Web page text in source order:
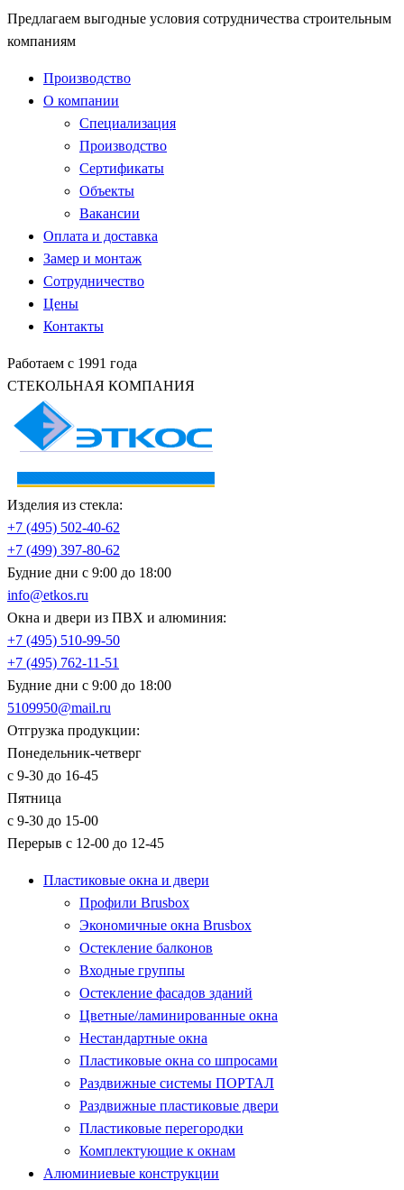
Предлагаем выгодные условия сотрудничества строительным
компаниям
Производство
О компании
Специализация
Производство
Сертификаты
Объекты
Вакансии
Оплата и доставка
Замер и монтаж
Сотрудничество
Цены
Контакты
Работаем с 1991 года
СТЕКОЛЬНАЯ КОМПАНИЯ
Изделия из стекла:
+7 (495) 502-40-62
+7 (499) 397-80-62
Будние дни с 9:00 до 18:00
info@etkos.ru
Окна и двери из ПВХ и алюминия:
+7 (495) 510-99-50
+7 (495) 762-11-51
Будние дни с 9:00 до 18:00
5109950@mail.ru
Отгрузка продукции:
Понедельник-четверг
с 9-30 до 16-45
Пятница
с 9-30 до 15-00
Перерыв с 12-00 до 12-45
Пластиковые окна и двери
Профили Brusbox
Экономичные окна Brusbox
Остекление балконов
Входные группы
Остекление фасадов зданий
Цветные/ламинированные окна
Нестандартные окна
Пластиковые окна со шпросами
Раздвижные системы ПОРТАЛ
Раздвижные пластиковые двери
Пластиковые перегородки
Комплектующие к окнам
Алюминиевые конструкции